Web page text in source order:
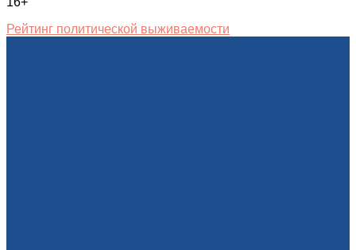
Рейтинг политической выживаемости